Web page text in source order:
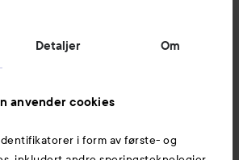
Detaljer Om
anvender cookies
i form av første- og